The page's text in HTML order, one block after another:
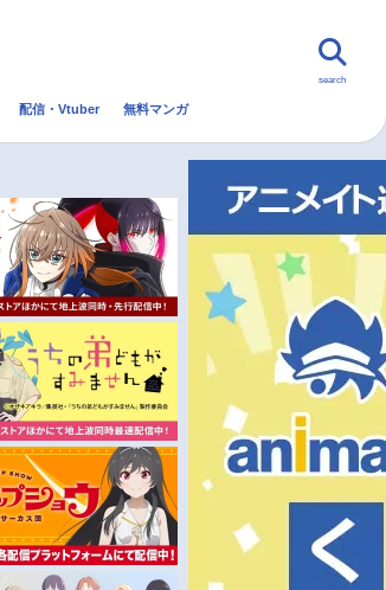
トレンド 無料マンガ
メ
ニメ
search
配信・Vtuber 無料マンガ